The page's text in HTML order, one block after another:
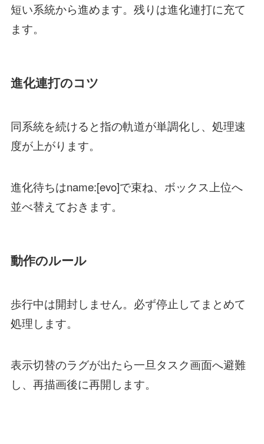
短い系統から進めます。残りは進化連打に充て
ます。
進化連打のコツ
同系統を続けると指の軌道が単調化し、処理速
度が上がります。
進化待ちはname:[evo]で束ね、ボックス上位へ
並べ替えておきます。
動作のルール
歩行中は開封しません。必ず停止してまとめて
処理します。
表示切替のラグが出たら一旦タスク画面へ避難
し、再描画後に再開します。